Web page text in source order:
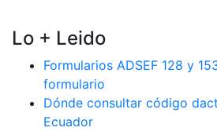
Lo + Leido
Formularios ADSEF 128 y
formulario
Dónde consultar código
Ecuador